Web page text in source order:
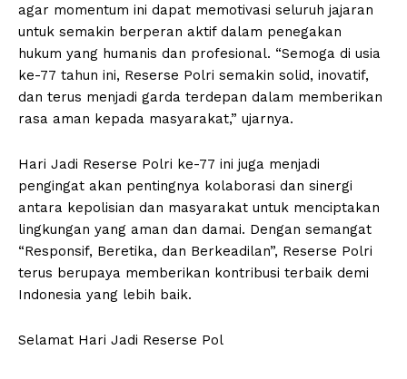
agar momentum ini dapat memotivasi seluruh jajaran
untuk semakin berperan aktif dalam penegakan
hukum yang humanis dan profesional. “Semoga di usia
ke-77 tahun ini, Reserse Polri semakin solid, inovatif,
dan terus menjadi garda terdepan dalam memberikan
rasa aman kepada masyarakat,” ujarnya.
Hari Jadi Reserse Polri ke-77 ini juga menjadi
pengingat akan pentingnya kolaborasi dan sinergi
antara kepolisian dan masyarakat untuk menciptakan
lingkungan yang aman dan damai. Dengan semangat
“Responsif, Beretika, dan Berkeadilan”, Reserse Polri
terus berupaya memberikan kontribusi terbaik demi
Indonesia yang lebih baik.
Selamat Hari Jadi Reserse Pol